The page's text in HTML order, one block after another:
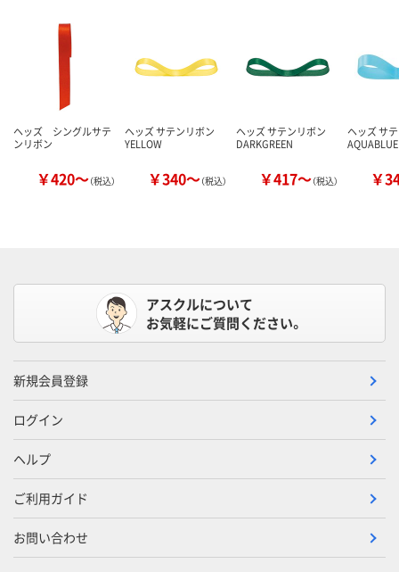
ヘッズ シングルサテ
ンリボン
￥420～（税込）
ヘッズ サテンリボン
YELLOW
￥340～（税込）
ヘッズ サテンリボン
DARKGREEN
￥417～（税込）
ヘッズ サ
AQUABLUE
￥
アスクルについて
お気軽にご質問ください。
新規会員登録
ログイン
ヘルプ
ご利用ガイド
お問い合わせ